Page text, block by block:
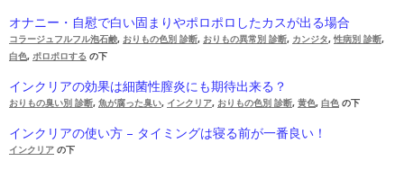
オナニー・自慰で白い固まりやポロポロしたカスが出る場合
コラージュフルフル泡石鹸, おりもの色別 診断, おりもの異常別 診断, カンジタ, 性病別 診断,
白色, ポロポロする の下
インクリアの効果は細菌性膣炎にも期待出来る？
おりもの臭い別 診断, 魚が腐った臭い, インクリア, おりもの色別 診断, 黄色, 白色 の下
インクリアの使い方 – タイミングは寝る前が一番良い！
インクリア の下